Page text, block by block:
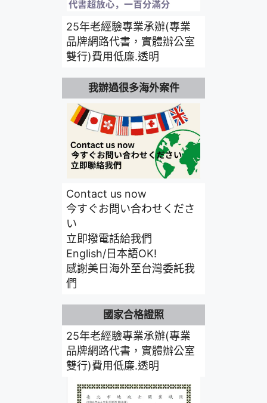
25年老經驗專業承辦(專業
品牌網路代書，實體辦公室
雙行)費用低廉.透明
我辦過很多海外案件
Contact us now
今すぐお問い合わせくださ
い
立即撥電話給我們
English/日本語OK!
感謝美日海外至台灣委託我
們
國家合格證照
25年老經驗專業承辦(專業
品牌網路代書，實體辦公室
雙行)費用低廉.透明